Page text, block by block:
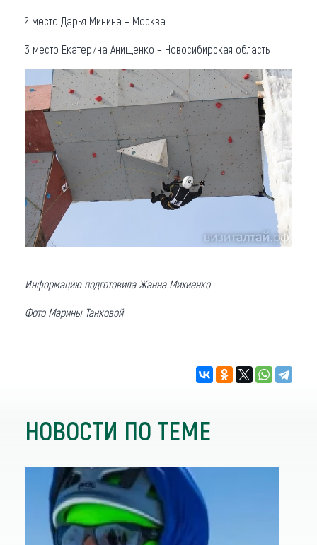
2 место Дарья Минина – Москва
3 место Екатерина Анищенко – Новосибирская область
Информацию подготовила Жанна Михиенко
Фото Марины Танковой
НОВОСТИ ПО ТЕМЕ